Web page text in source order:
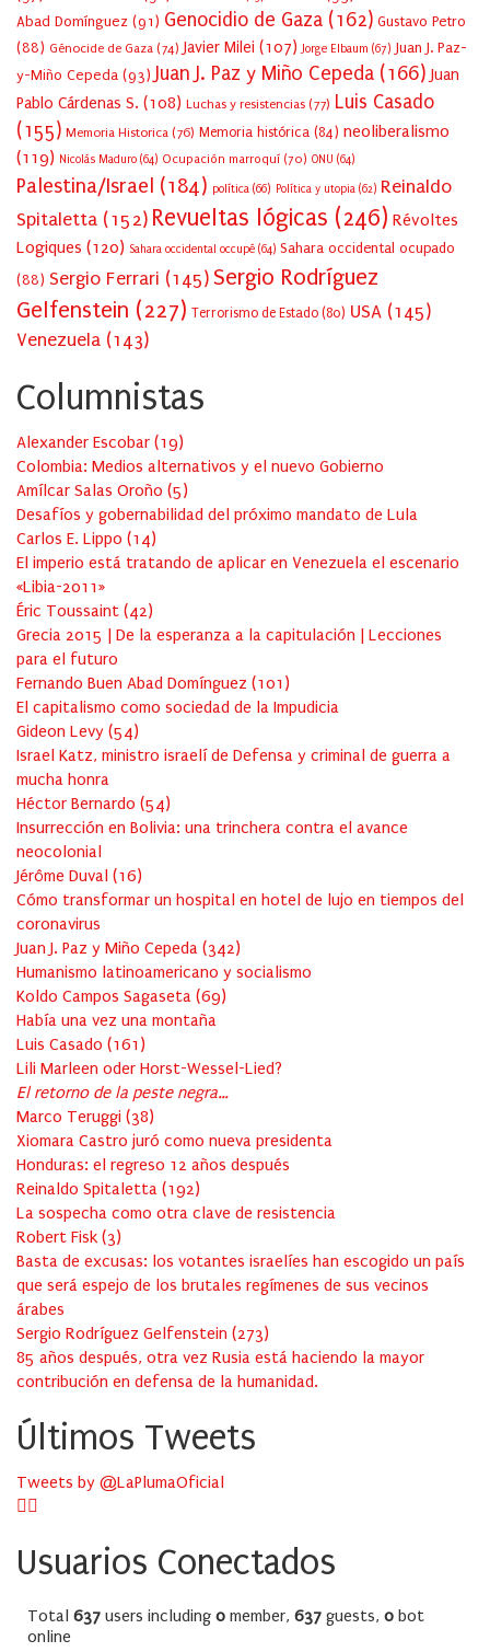
Abad Domínguez (91) Genocidio de Gaza (162) Gustavo Petro
(88) Génocide de Gaza (74) Javier Milei (107) Jorge Elbaum (67) Juan J. Paz-
y-Miño Cepeda (93) Juan J. Paz y Miño Cepeda (166) Juan
Pablo Cárdenas S. (108) Luchas y resistencias (77) Luis Casado
(155) Memoria Historica (76) Memoria histórica (84) neoliberalismo
(119) Nicolás Maduro (64) Ocupación marroquí (70) ONU (64)
Palestina/Israel (184) política (66) Política y utopia (62) Reinaldo
Spitaletta (152) Revueltas lógicas (246) Révoltes
Logiques (120) Sahara occidental occupé (64) Sahara occidental ocupado
(88) Sergio Ferrari (145) Sergio Rodríguez
Gelfenstein (227) Terrorismo de Estado (80) USA (145)
Venezuela (143)
Columnistas
Alexander Escobar (19)
Colombia: Medios alternativos y el nuevo Gobierno
Amílcar Salas Oroño (5)
Desafíos y gobernabilidad del próximo mandato de Lula
Carlos E. Lippo (14)
El imperio está tratando de aplicar en Venezuela el escenario
«Libia-2011»
Éric Toussaint (42)
Grecia 2015 | De la esperanza a la capitulación | Lecciones
para el futuro
Fernando Buen Abad Domínguez (101 )
El capitalismo como sociedad de la Impudicia
Gideon Levy (54)
Israel Katz, ministro israelí de Defensa y criminal de guerra a
mucha honra
Héctor Bernardo (54)
Insurrección en Bolivia: una trinchera contra el avance
neocolonial
Jérôme Duval (16)
Cómo transformar un hospital en hotel de lujo en tiempos del
coronavirus
Juan J. Paz y Miño Cepeda (342)
Humanismo latinoamericano y socialismo
Koldo Campos Sagaseta (69)
Había una vez una montaña
Luis Casado (161 )
Lili Marleen oder Horst-Wessel-Lied?
El retorno de la peste negra…
Marco Teruggi (38)
Xiomara Castro juró como nueva presidenta
Honduras: el regreso 12 años después
Reinaldo Spitaletta (192)
La sospecha como otra clave de resistencia
Robert Fisk (3)
Basta de excusas: los votantes israelíes han escogido un país
que será espejo de los brutales regímenes de sus vecinos
árabes
Sergio Rodríguez Gelfenstein (273)
85 años después, otra vez Rusia está haciendo la mayor
contribución en defensa de la humanidad.
Últimos Tweets
Tweets by @LaPlumaOficial
Usuarios Conectados
Total 637 users including 0 member, 637 guests, 0 bot
online